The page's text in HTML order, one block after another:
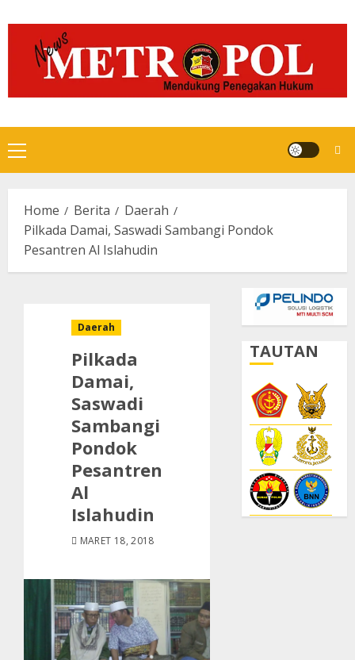
to
content
Primary
Menu
Home Berita
Daerah
Pilkada Damai, Saswadi Sambangi Pondok
Pesantren Al Islahudin
Daerah
Pilkada
Damai,
Saswadi
Sambangi
Pondok
Pesantren
Al
Islahudin
MARET 18, 2018
TAUTAN